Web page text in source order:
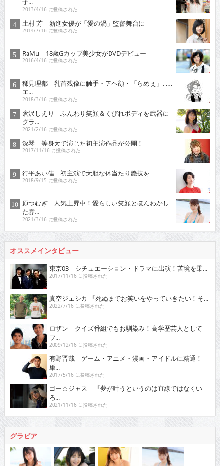
2013/4/16 に投稿された
土村 芳 新進女優が「愛の渦」監督舞台に
2014/7/16 に投稿された
RaMu 18歳Gカップ美少女がDVDデビュー
2016/4/16 に投稿された
稀見理都 乳首残像に触手・アヘ顔・「らめぇ」……
エ...
2018/3/16 に投稿された
倉沢しえり ふんわり笑顔＆くびれボディを武器に
グラ...
2021/2/16 に投稿された
深琴 等身大で演じた初主演作品が公開！
2017/11/16 に投稿された
行平あい佳 初主演で大胆な体当たり艶技を…
2018/9/15 に投稿された
原つむぎ 人気上昇中！愛らしい笑顔とほんわかし
た雰...
2021/3/16 に投稿された
オススメインタビュー
東京03 シチュエーション・ドラマに出演！苦境を乗...
2017/11/16 に投稿された
真空ジェシカ 『死ぬまでお笑いをやっていきたい！そ...
2022/7/16 に投稿された
ロザン クイズ番組でもお馴染み！高学歴芸人として
ブ...
2009/12/16 に投稿された
有野晋哉 ゲーム・アニメ・漫画・アイドルに精通！
単...
2017/5/16 に投稿された
ゴー☆ジャス 『夢が叶うというのは直線ではなくい
ろ...
2021/11/16 に投稿された
グラビア